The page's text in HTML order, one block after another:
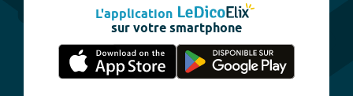
L'application
sur votre smartphone